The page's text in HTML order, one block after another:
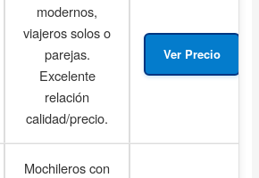
modernos,
viajeros solos o
parejas.
Excelente
relación
calidad/precio.
Ver Precio
Mochileros con